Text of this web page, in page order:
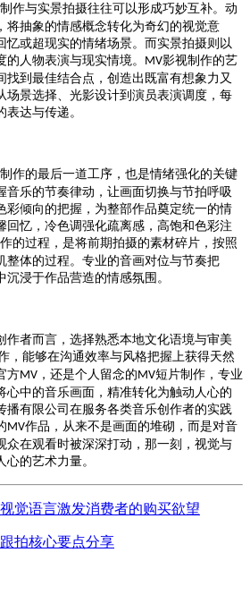
作与实景拍摄往往可以形成巧妙互补。动
将抽象的情感概念转化为奇幻的视觉意
忆或超现实的情绪场景。而实景拍摄则以
人物表演与现实情境。 MV影视制作的艺
找到最佳结合点，创造出既富有想象力又
场景选择、光影设计到演员表演调度，每
达与传递。
制作的最后一道工序，也是情绪强化的关键
音乐的节奏律动，让画面切换与节拍呼吸
彩倾向的把握，为整部作品奠定统一的情
忆，冷色调强化疏离感，高饱和色彩注
的过程，是将前期拍摄的素材碎片，按照
整体的过程。专业的音画对位与节奏把
浸于作品营造的情感氛围。
作者而言，选择熟悉本地文化语境与审美
，能够在沟通效率与风格把握上获得天然
方MV ，还是个人留念的MV短片制作，专业
心中的音乐画面，精准转化为触动人心的
播有限公司在服务各类音乐创作者的实践
MV作品，从来不是画面的堆砌，而是对音
在观看时被深深打动，那一刻，视觉与
的艺术力量。
觉语言激发消费者的购买欲望
拍核心要点分享